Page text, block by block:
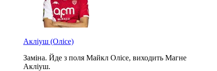
Акліуш (Олісе)
Заміна. Йде з поля Майкл Олісе, виходить Магне
Акліуш.